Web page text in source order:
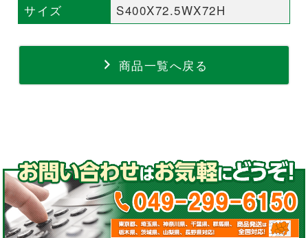
サイズ
S400X72.5WX72H
商品一覧へ戻る